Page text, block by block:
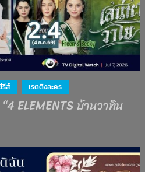
รีส์ เรตติงละคร
ELEMENTS บ้านวาทิน